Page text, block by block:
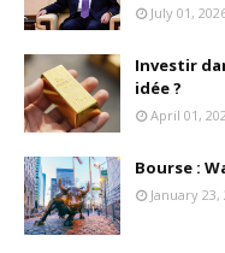
July 01,
Investir
idée ?
April 01,
Bourse :
January 23,